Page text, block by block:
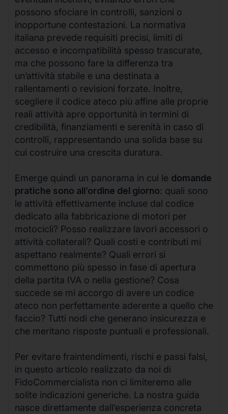
possono sfociare in controlli, sanzioni o
inopportune contestazioni. La normativa
italiana prevede requisiti precisi, limiti di
accesso e incompatibilità spesso trascurate,
ma che possono fare la differenza tra
un’attività stabile e una destinata a
rallentamenti o revisioni forzate. Inoltre,
scegliere il codice ateco più affine alle proprie
reali attività apre opportunità in termini di
credibilità, finanziamenti e serenità in caso di
controlli, rappresentando una solida base su
cui costruire una crescita duratura.
Emerge quindi un panorama in cui le domande
pratiche sono all’ordine del giorno: quali sono
le attività effettivamente incluse dal codice
dedicato alla fabbricazione di motori per
motocicli? Posso realizzare lavori accessori o
attività collaterali? Quali costi e contributi mi
aspettano realmente? Quali errori si
commettono più spesso in fase di apertura
della partita IVA o nella gestione? Cosa
succede se mi accorgo di avere un codice
ateco non perfettamente aderente a quello che
faccio? Tutti nodi che generano insicurezza e
che meritano risposte puntuali e professionali.
Per evitare fraintendimenti, rischi e passi falsi,
in questo articolo realizzato da noi di
FidoCommercialista non ci limiteremo alle
solite indicazioni generiche. La nostra guida
nasce direttamente dall’esperienza concreta